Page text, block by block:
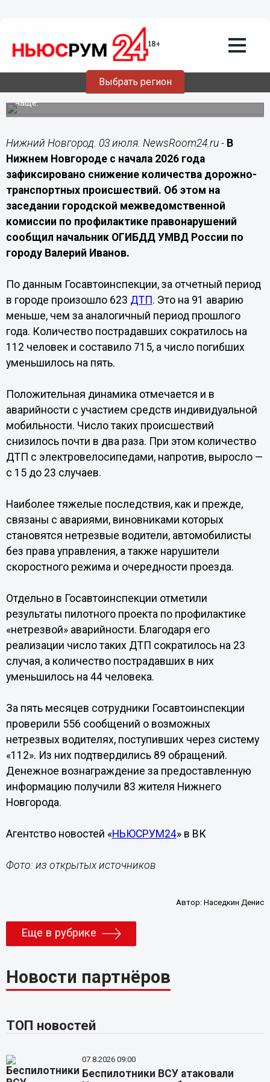
Выбрать регион
Количество ДТП в Нижнем Новгороде
снизилось с начала 2026 года
Число аварий, погибших и пострадавших уменьшилось,
однако ДТП с электровелосипедами стали происходить
чаще.
Нижний Новгород. 03 июля. NewsRoom24.ru - В
Нижнем Новгороде с начала 2026 года
зафиксировано снижение количества дорожно-
транспортных происшествий. Об этом на
заседании городской межведомственной
комиссии по профилактике правонарушений
сообщил начальник ОГИБДД УМВД России по
городу Валерий Иванов.
По данным Госавтоинспекции, за отчетный период
в городе произошло 623 ДТП . Это на 91 аварию
меньше, чем за аналогичный период прошлого
года. Количество пострадавших сократилось на
112 человек и составило 715, а число погибших
уменьшилось на пять.
Положительная динамика отмечается и в
аварийности с участием средств индивидуальной
мобильности. Число таких происшествий
снизилось почти в два раза. При этом количество
ДТП с электровелосипедами, напротив, выросло —
с 15 до 23 случаев.
Наиболее тяжелые последствия, как и прежде,
связаны с авариями, виновниками которых
становятся нетрезвые водители, автомобилисты
без права управления, а также нарушители
скоростного режима и очередности проезда.
Отдельно в Госавтоинспекции отметили
результаты пилотного проекта по профилактике
«нетрезвой» аварийности. Благодаря его
реализации число таких ДТП сократилось на 23
случая, а количество пострадавших в них
уменьшилось на 44 человека.
За пять месяцев сотрудники Госавтоинспекции
проверили 556 сообщений о возможных
нетрезвых водителях, поступивших через систему
«112». Из них подтвердились 89 обращений.
Денежное вознаграждение за предоставленную
информацию получили 83 жителя Нижнего
Новгорода.
Агентство новостей «НЬЮСРУМ24» в ВК
Фото: из открытых источников
Автор:Наседкин Денис
Еще в рубрике
Новости партнёров
ТОП новостей
07.8.2026 09:00
Беспилотники ВСУ атаковали